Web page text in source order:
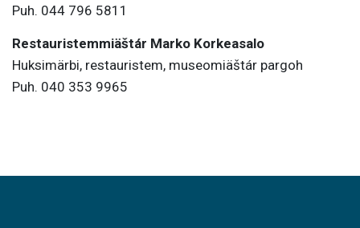
Puh. 044 796 5811
Restauristemmiäštár Marko Korkeasalo
Huksimärbi, restauristem, museomiäštár pargoh
Puh. 040 353 9965